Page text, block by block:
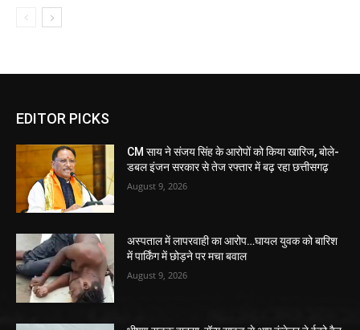
EDITOR PICKS
CM साय ने संजय सिंह के आरोपों को किया खारिज, बोले-
डबल इंजन सरकार से तेज रफ्तार में बढ़ रहा छत्तीसगढ़
August 9, 2026
अस्पताल में लापरवाही का आरोप…घायल युवक को बारिश
में पार्किंग में छोड़ने पर मचा बवाल
August 9, 2026